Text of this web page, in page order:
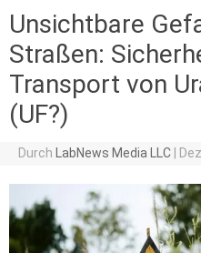
Unsichtbare
Straßen:
Transport von
(UF?)
Durch LabNews Media LLC